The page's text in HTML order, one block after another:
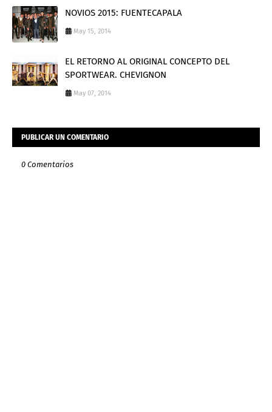
NOVIOS 2015: FUENTECAPALA
May 15, 2014
EL RETORNO AL ORIGINAL CONCEPTO DEL
SPORTWEAR. CHEVIGNON
May 07, 2014
PUBLICAR UN COMENTARIO
0 Comentarios